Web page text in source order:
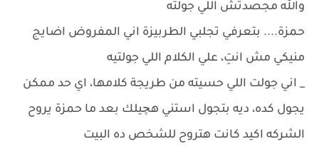
والله مجصدتش اللي جولته
حمزة.... بتعرفي تجلبي الطربيزة اني المفروض اضايج
منيكي مش انتِ، علي الكلام اللي جولتيه
_ اني جولت اللي حسيته من طريجة كلامها، اي حد ممكن
يجول كده، ديه بتجول استني هچيلك بعد ما حمزة يروح
الشركه اكيد كانت هتروح للشخص ده البيت